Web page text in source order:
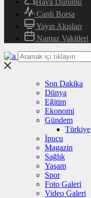
Hava Durumu
Canlı Borsa
Yayın Akışları
Namaz Vakitleri
Son Dakika
Dünya
Eğitim
Ekonomi
Gündem
Türkiye
İpucu
Magazin
Sağlık
Yaşam
Spor
Foto Galeri
Video Galeri